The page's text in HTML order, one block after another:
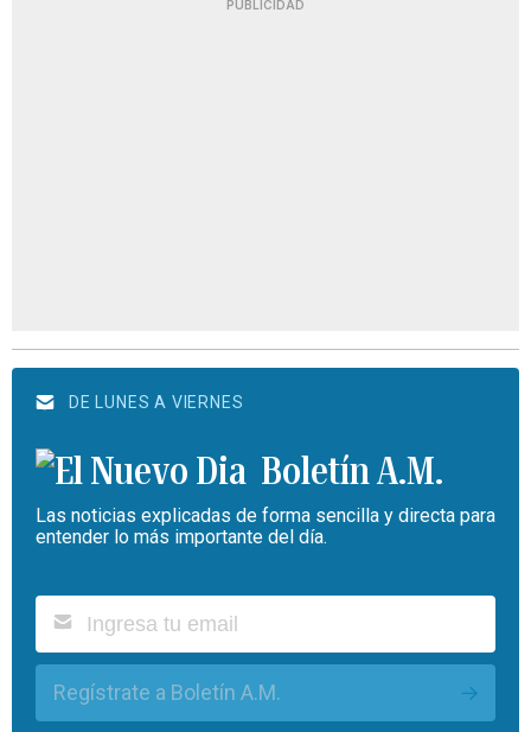
PUBLICIDAD
DE LUNES A VIERNES
Boletín A.M.
Las noticias explicadas de forma sencilla y directa para
entender lo más importante del día.
Regístrate a Boletín A.M.